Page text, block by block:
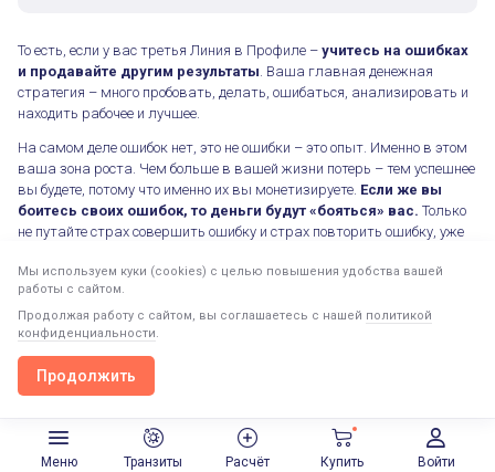
Продолжить в приложении
Третья Линия и деньги
То есть, если у вас третья Линия в Профиле – учитесь на ошибках
и продавайте другим результаты . Ваша главная денежная
стратегия – много пробовать, делать, ошибаться, анализировать и
находить рабочее и лучшее.
На самом деле ошибок нет, это не ошибки – это опыт. Именно в этом
ваша зона роста. Чем больше в вашей жизни потерь – тем успешнее
вы будете, потому что именно их вы монетизируете. Если же вы
боитесь своих ошибок, то деньги будут «бояться» вас. Только
не путайте страх совершить ошибку и страх повторить ошибку, уже
во втором – нужно быть весьма наивным человеком, чтобы не
использовать полученный опыт, а надеяться на «авось».
Научившись радоваться своим неудачам, анализировать их,
вы намного быстрее придёте к деньгам, чем если будете бояться
лишний раз допустить промах. Если вы боитесь, что у вас не
отворачиваетесь от возможностей.Ваши деньги – это всего лишь
следствие того, что вы готовы принять поражение, а уже
Меню Транзиты Расчёт Купить Войти
Мы используем куки (cookies) с целью повышения удобства вашей
работы с сайтом.
Продолжая работу с сайтом, вы соглашаетесь с нашей политикой
конфиденциальности.
Продолжить